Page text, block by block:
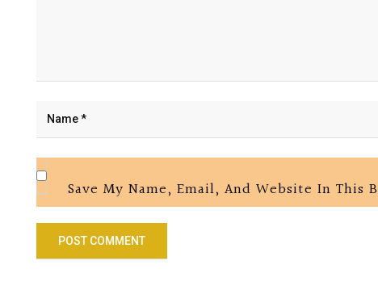
Save My Name, Email, And Website In This